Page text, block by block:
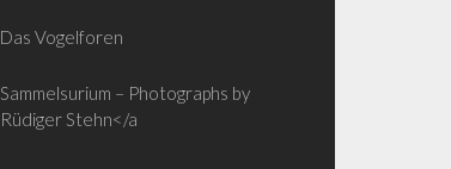
Das Vogelforen
Sammelsurium – Photographs by
Rüdiger Stehn</a